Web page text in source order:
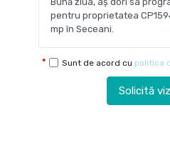
Sunt de acord cu politica
Solicită